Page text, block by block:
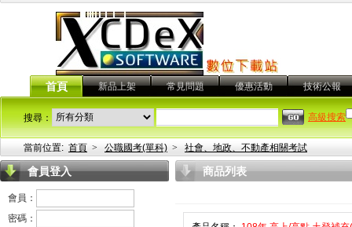
首頁 新品上架 常見問題 優惠活動 技術公報
搜尋： 高級搜索
當前位置: 首頁 > 公職國考(單科) > 社會、地政、不動產相關考試
會員登入
會員：
密碼：
商品列表